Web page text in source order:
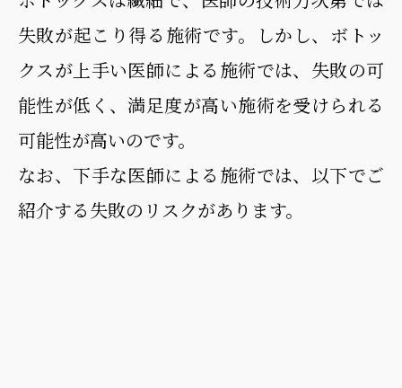
失敗が起こり得る施術です。しかし、ボトッ
クスが上手い医師による施術では、失敗の可
能性が低く、満足度が高い施術を受けられる
可能性が高いのです。
なお、下手な医師による施術では、以下でご
紹介する失敗のリスクがあります。